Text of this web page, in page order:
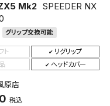
Mk2 SPEEDER NX
グリップ交換可能
ト
リグリップ
ヘッドカバー
原店
税込
条件に一致する商品
のアカウント内の
存
ページの「保存検